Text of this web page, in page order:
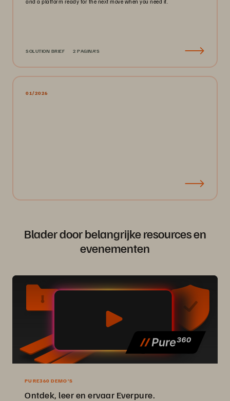
and a platform ready for the next move when you need it.
SOLUTION BRIEF 2 PAGINA'S
01/2026
Blader door belangrijke resources en
evenementen
PURE360 DEMO’S
Ontdek, leer en ervaar Everpure.